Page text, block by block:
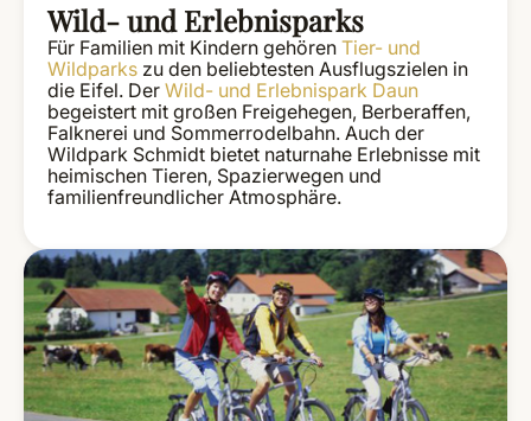
Wild- und Erlebnisparks
Für Familien mit Kindern gehören Tier- und
Wildparks zu den beliebtesten Ausflugszielen in
die Eifel. Der Wild- und Erlebnispark Daun
begeistert mit großen Freigehegen, Berberaffen,
Falknerei und Sommerrodelbahn. Auch der
Wildpark Schmidt bietet naturnahe Erlebnisse mit
heimischen Tieren, Spazierwegen und
familienfreundlicher Atmosphäre.